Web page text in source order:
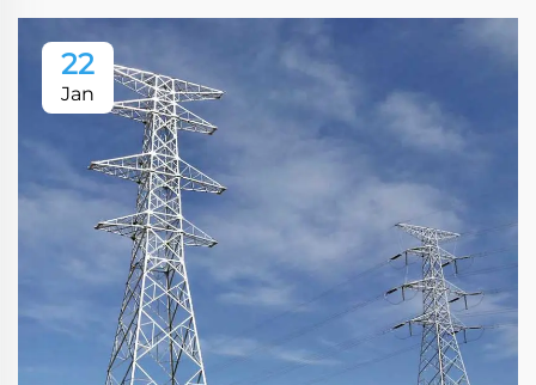
22
Jan